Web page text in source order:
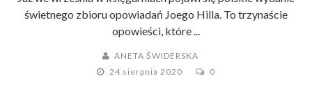
świetnego zbioru opowiadań Joego Hilla. To trzynaście
opowieści, które ...
ANETA ŚWIDERSKA
24 sierpnia 2020
0